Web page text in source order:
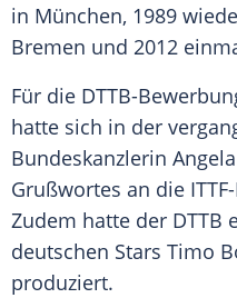
in München, 1989
Bremen und 2012
Für die DTTB-
hatte sich in der
Bundeskanzlerin
Grußwortes an die
Zudem hatte der DTTB
deutschen Stars Timo
produziert.